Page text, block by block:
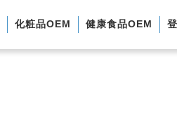
化粧品OEM 健康食品OEM